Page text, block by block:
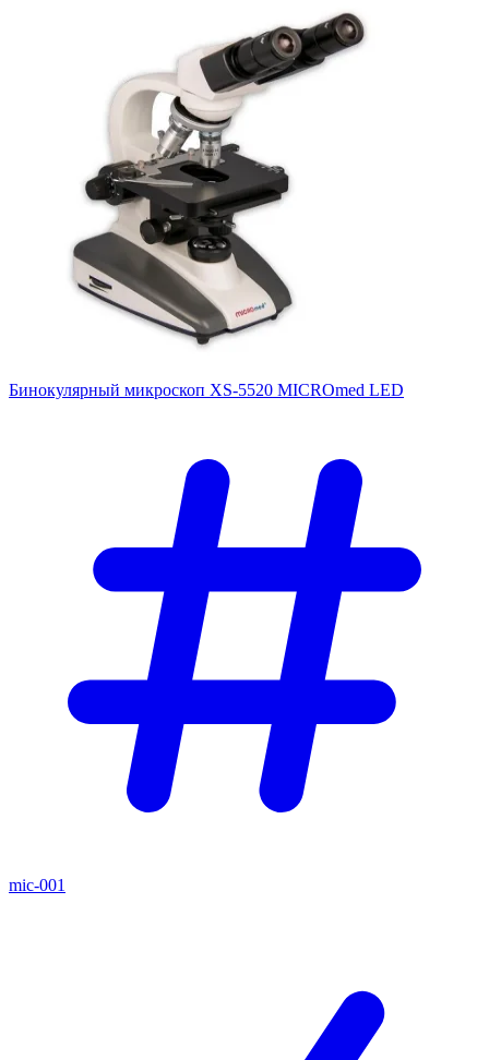
Бинокулярный микроскоп XS-5520 MICROmed LED
mic-001